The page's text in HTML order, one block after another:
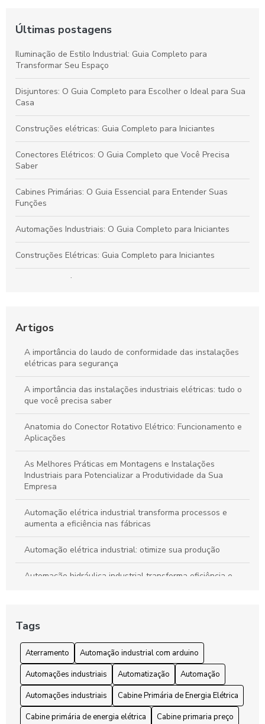
Últimas postagens
Iluminação de Estilo Industrial: Guia Completo para
Transformar Seu Espaço
Disjuntores: O Guia Completo para Escolher o Ideal para Sua
Casa
Construções elétricas: Guia Completo para Iniciantes
Conectores Elétricos: O Guia Completo que Você Precisa
Saber
Cabines Primárias: O Guia Essencial para Entender Suas
Funções
Automações Industriais: O Guia Completo para Iniciantes
Construções Elétricas: Guia Completo para Iniciantes
Conectores Elétricos: O Guia Completo para Escolher os
Artigos
A importância do laudo de conformidade das instalações
elétricas para segurança
A importância das instalações industriais elétricas: tudo o
que você precisa saber
Anatomia do Conector Rotativo Elétrico: Funcionamento e
Aplicações
As Melhores Práticas em Montagens e Instalações
Industriais para Potencializar a Produtividade da Sua
Empresa
Automação elétrica industrial transforma processos e
aumenta a eficiência nas fábricas
Automação elétrica industrial: otimize sua produção
Automação hidráulica industrial transforma eficiência e
com Tecnologia Inovadora
Automação industrial com Arduino: Transforme sua
produção com tecnologia acessível
Automação Pneumática Industrial Revoluciona Processos e
Aumenta a Eficiência na Indústria
Tags
Aterramento
Automação industrial com arduino
Automações industriais
Automatização
Automação
Automações industriais
Cabine Primária de Energia Elétrica
Cabine primária de energia elétrica
Cabine primaria preço